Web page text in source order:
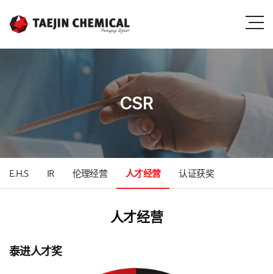
CSR
E.H.S IR 伦理经营 人才经营 认证获奖
人才经营
泰进人才奖